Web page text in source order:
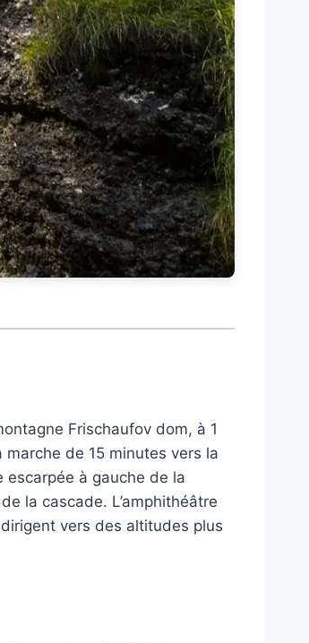
Frischaufov dom, à 1
de 15 minutes vers la
escarpée à gauche de la
la cascade. L’amphithéâtre
vers des altitudes plus